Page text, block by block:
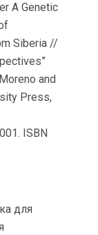
A Genetic
Siberia //
and
Press,
ISBN
для